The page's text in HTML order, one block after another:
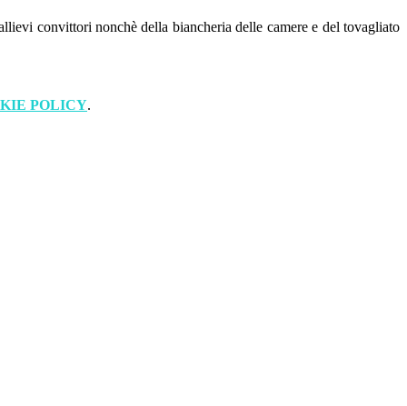
convittori nonchè della biancheria delle camere e del tovagliato
POLICY.